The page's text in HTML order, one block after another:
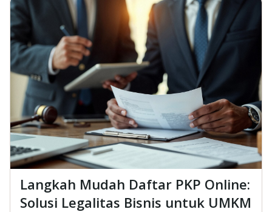
Langkah Mudah Daftar PKP Online:
Solusi Legalitas Bisnis untuk UMKM